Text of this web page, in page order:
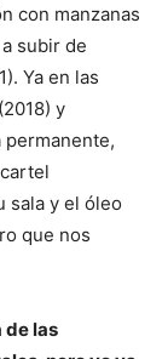
con manzanas
subir de
Ya en las
y
permanente,
sala y el óleo
que nos
de las